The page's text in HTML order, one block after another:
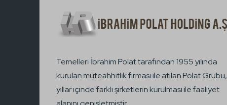
Temelleri İbrahim Polat tarafından 1955 yılında
kurulan müteahhitlik firması ile atılan Polat Grubu,
yıllar içinde farklı şirketlerin kurulması ile faaliyet